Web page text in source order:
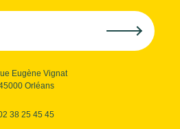
Eugène Vignat
Orléans
38 25 45 45